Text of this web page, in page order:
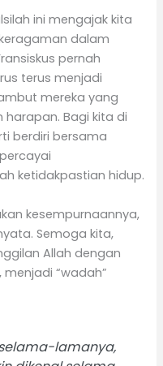
ini mengajak kita
dalam
pernah
terus menjadi
mereka yang
Bagi kita di
berdiri bersama
ketidakpastian hidup.
kesempurnaannya,
Semoga kita,
Allah dengan
“wadah”
lamanya,